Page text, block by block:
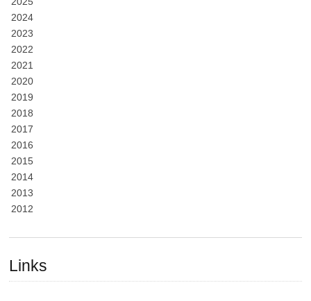
2024
2023
2022
2021
2020
2019
2018
2017
2016
2015
2014
2013
2012
Links